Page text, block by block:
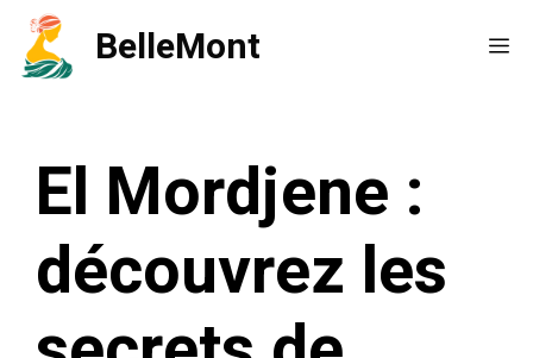
Aller
BelleMont
El Mordjene :
découvrez les